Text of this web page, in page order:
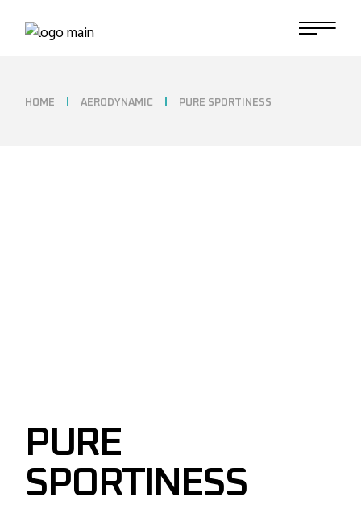
HOME AERODYNAMIC PURE SPORTINESS
PURE
SPORTINESS